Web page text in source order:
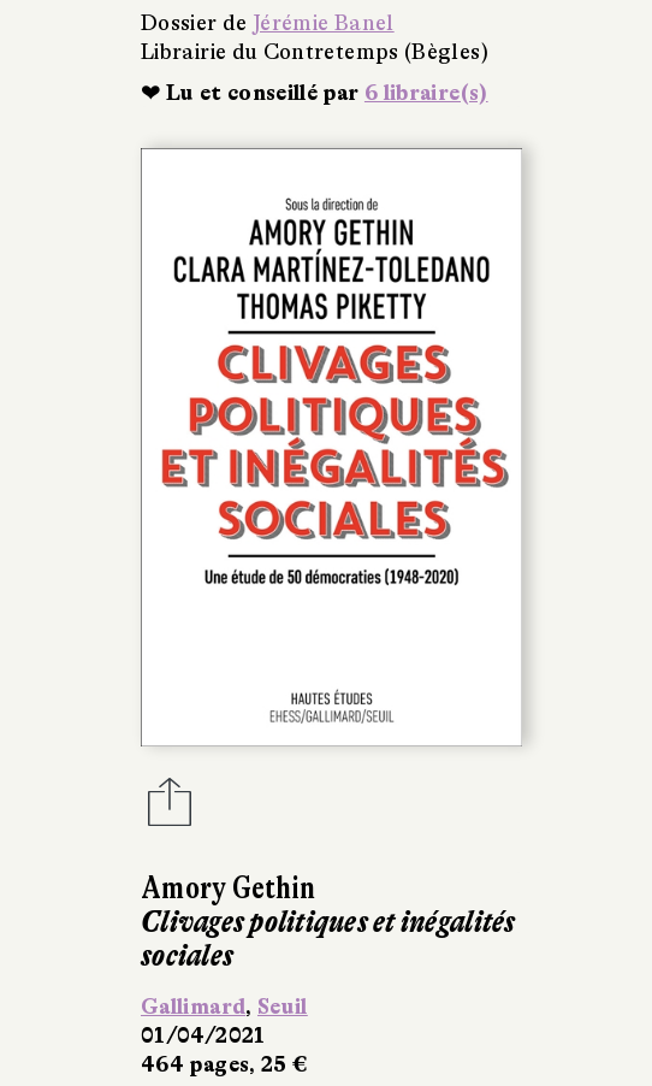
Dossier de Jérémie Banel
Librairie du Contretemps (Bègles)
❤ Lu et conseillé par 6 libraire(s)
Amory Gethin
Clivages politiques et inégalités
sociales
Gallimard, Seuil
01/04/2021
464 pages, 25 €